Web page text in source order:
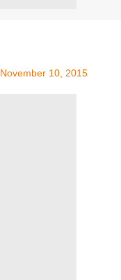
November 10, 2015